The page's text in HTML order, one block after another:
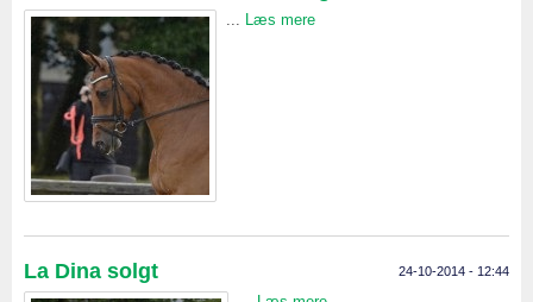
Læs mere
La Dina solgt 24-10-2014 - 12:44